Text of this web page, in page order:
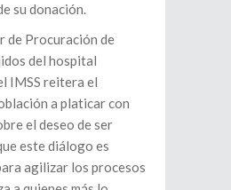
su donación.
de Procuración de
del hospital
IMSS reitera el
a platicar con
el deseo de ser
este diálogo es
agilizar los procesos